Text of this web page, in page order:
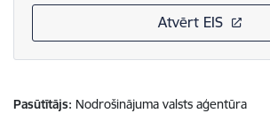
Atvērt EIS
Pasūtītājs Nodrošinājuma valsts aģentūra